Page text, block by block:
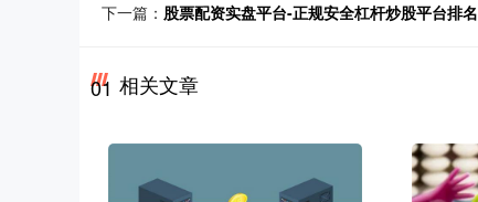
下一篇： 股票配资实盘平台-正规安全杠杆炒股平台排名
01 相关文章